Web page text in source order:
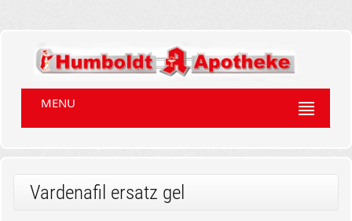
MENU
Vardenafil ersatz gel